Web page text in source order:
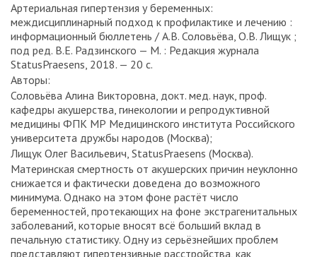
Артериальная гипертензия у беременных:
междисциплинарный подход к профилактике и лечению :
информационный бюллетень / А.В. Соловьёва, О.В. Лищук ;
под ред. В.Е. Радзинского — М. : Редакция журнала
StatusPraesens, 2018. — 20 с.
Авторы:
Соловьёва Алина Викторовна, докт. мед. наук, проф.
кафедры акушерства, гинекологии и репродуктивной
медицины ФПК МР Медицинского института Российского
университета дружбы народов (Москва);
Лищук Олег Васильевич, StatusPraesens (Москва).
Материнская смертность от акушерских причин неуклонно
снижается и фактически доведена до возможного
минимума. Однако на этом фоне растёт число
беременностей, протекающих на фоне экстрагенитальных
заболеваний, которые вносят всё больший вклад в
печальную статистику. Одну из серьёзнейших проблем
представляют гипертензивные расстройства, как